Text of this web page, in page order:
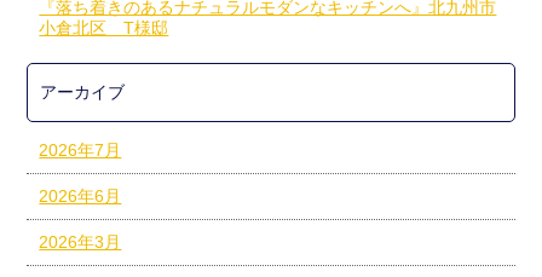
『落ち着きのあるナチュラルモダンなキッチンへ』北九州市
小倉北区 T様邸
アーカイブ
2026年7月
2026年6月
2026年3月